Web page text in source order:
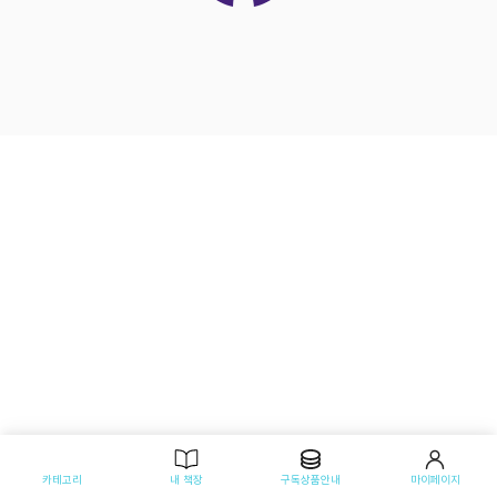
카테고리 내 책장 구독상품안내 마이페이지